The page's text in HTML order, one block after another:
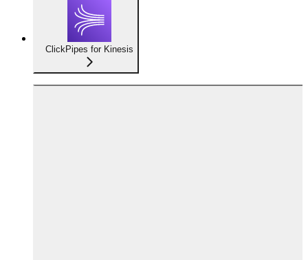
ClickPipes for Kinesis